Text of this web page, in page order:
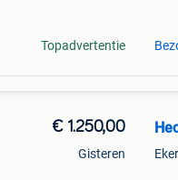
Topadvertentie
€ 1.250,00
Gisteren